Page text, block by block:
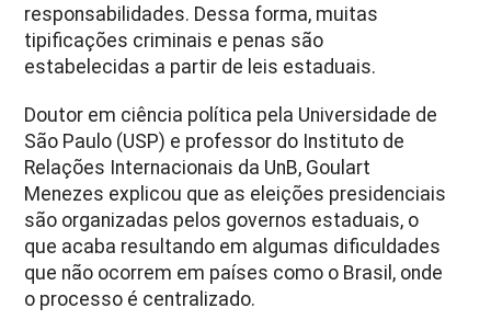
responsabilidades. Dessa forma, muitas
tipificações criminais e penas são
estabelecidas a partir de leis estaduais.
Doutor em ciência política pela Universidade de
São Paulo (USP) e professor do Instituto de
Relações Internacionais da UnB, Goulart
Menezes explicou que as eleições presidenciais
são organizadas pelos governos estaduais, o
que acaba resultando em algumas dificuldades
que não ocorrem em países como o Brasil, onde
o processo é centralizado.